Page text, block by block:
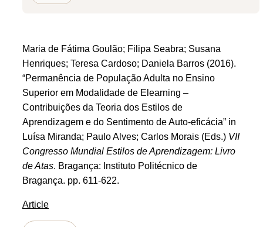
Maria de Fátima Goulão; Filipa Seabra; Susana
Henriques; Teresa Cardoso; Daniela Barros (2016).
“Permanência de População Adulta no Ensino
Superior em Modalidade de Elearning –
Contribuições da Teoria dos Estilos de
Aprendizagem e do Sentimento de Auto-eficácia” in
Luísa Miranda; Paulo Alves; Carlos Morais (Eds.) VII
Congresso Mundial Estilos de Aprendizagem: Livro
de Atas. Bragança: Instituto Politécnico de
Bragança. pp. 611-622.
Article